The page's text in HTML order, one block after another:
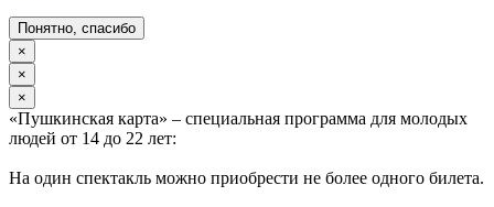
Понятно, спасибо
×
×
×
«Пушкинская карта» – специальная программа для молодых
людей от 14 до 22 лет:
На один спектакль можно приобрести не более одного билета.